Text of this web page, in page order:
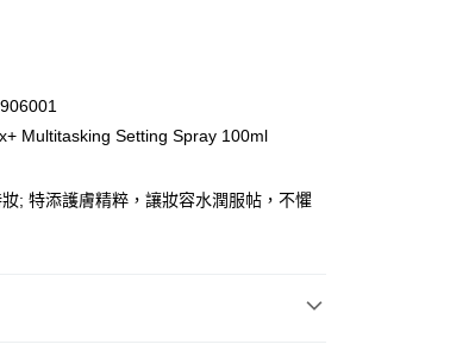
Multitasking Setting Spray 100ml
; 特添護膚精粹，讓妝容水潤服帖，不懼